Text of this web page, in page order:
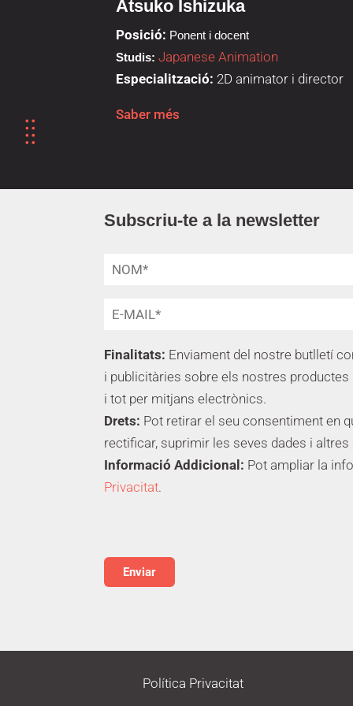
Atsuko Ishizuka
Posició: Ponent i docent
Studis: Japanese Animation
Especialització: 2D animator i director
Saber més
Subscriu-te a la newsletter
Finalitats: Enviament del nostre butlletí
i publicitàries sobre els nostres
i tot per mitjans electrònics.
Drets: Pot retirar el seu consentiment en
rectificar, suprimir les seves dades i
Informació Addicional: Pot ampliar la
Privacitat.
Política Privacitat